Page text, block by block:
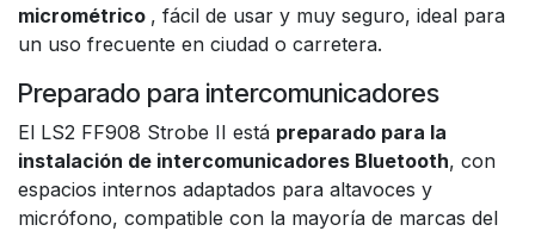
micrométrico , fácil de usar y muy seguro, ideal para
un uso frecuente en ciudad o carretera.
Preparado para intercomunicadores
El LS2 FF908 Strobe II está preparado para la
instalación de intercomunicadores Bluetooth, con
espacios internos adaptados para altavoces y
micrófono, compatible con la mayoría de marcas del